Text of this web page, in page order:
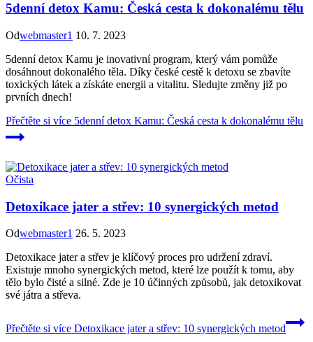
5denní detox Kamu: Česká cesta k dokonalému tělu
Odwebmaster1 10. 7. 2023
5denní detox Kamu je inovativní program, který vám pomůže
dosáhnout dokonalého těla. Díky české cestě k detoxu se zbavíte
toxických látek a získáte energii a vitalitu. Sledujte změny již po
prvních dnech!
Přečtěte si více 5denní detox Kamu: Česká cesta k dokonalému tělu
Očista
Detoxikace jater a střev: 10 synergických metod
Odwebmaster1 26. 5. 2023
Detoxikace jater a střev je klíčový proces pro udržení zdraví.
Existuje mnoho synergických metod, které lze použít k tomu, aby
tělo bylo čisté a silné. Zde je 10 účinných způsobů, jak detoxikovat
své játra a střeva.
Přečtěte si více Detoxikace jater a střev: 10 synergických metod